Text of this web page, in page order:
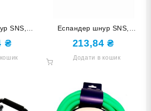
SNS,
10
₴
Еспандер шнур SNS,
довжина 3 м, товщина 8 мм
213,84₴
Додати в кошик